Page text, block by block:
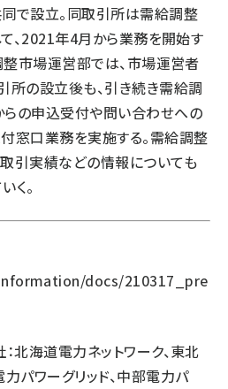
で設立。同取引所は需給調整
、2021年4月から業務を開始す
整市場運営部では、市場運営者
所の設立後も、引き続き需給調
の申込受付や問い合わせへの
窓口業務を実施する。需給調整
引実績などの情報についても
く。
docs/210317_pre
海道電力ネットワーク、東北
パワーグリッド、中部電力パ